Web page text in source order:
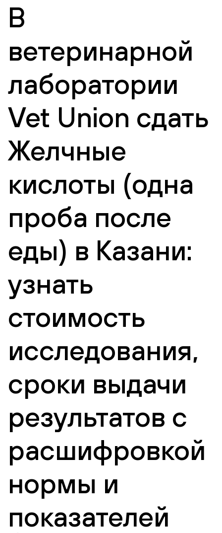
В
ветеринарной
лаборатории
Vet Union сдать
Желчные
кислоты (одна
проба после
еды) в Казани:
узнать
стоимость
исследования,
сроки выдачи
результатов с
расшифровкой
нормы и
показателей